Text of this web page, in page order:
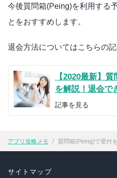
今後質問箱(Peing)を利用する
とをおすすめします。
退会方法についてはこちらの
【2020最新】
を解説！退会で
記事を見る
アプリ攻略メモ 質問箱(Peing)で受付
サイトマップ